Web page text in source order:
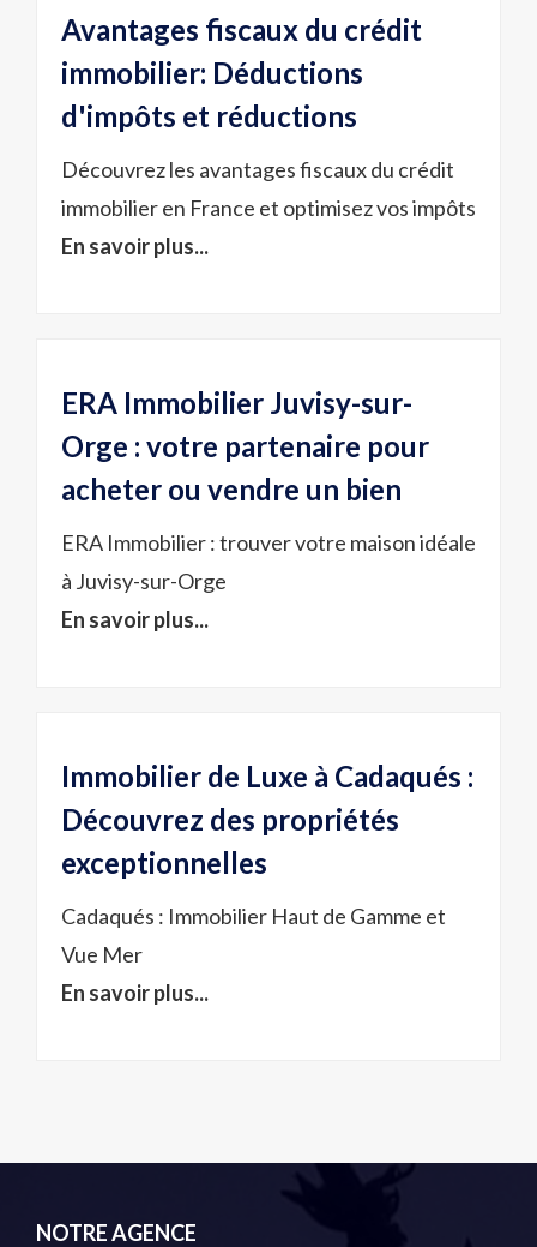
Avantages fiscaux du crédit
immobilier: Déductions
d'impôts et réductions
Découvrez les avantages fiscaux du crédit
immobilier en France et optimisez vos impôts
En savoir plus...
ERA Immobilier Juvisy-sur-
Orge : votre partenaire pour
acheter ou vendre un bien
ERA Immobilier : trouver votre maison idéale
à Juvisy-sur-Orge
En savoir plus...
Immobilier de Luxe à Cadaqués :
Découvrez des propriétés
exceptionnelles
Cadaqués : Immobilier Haut de Gamme et
Vue Mer
En savoir plus...
NOTRE AGENCE